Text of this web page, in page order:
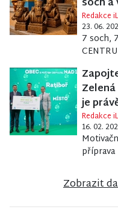
Redakce
23. 06.
7 soch,
je
Redakce
16. 02.
příprava
Zobrazit